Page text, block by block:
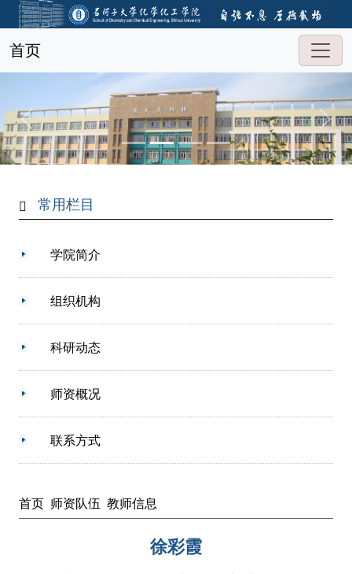
首页
常用栏目
学院简介
组织机构
科研动态
师资概况
联系方式
首页 师资队伍 教师信息
徐彩霞